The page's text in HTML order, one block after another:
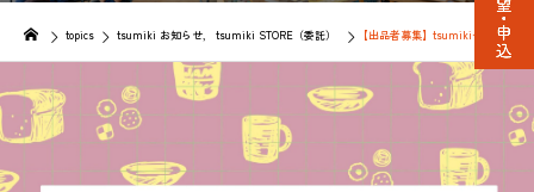
topics tsumiki お知らせ tsumiki STORE（委託） 【出品者募集】tsumikiセレクト